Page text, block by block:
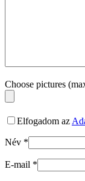
Choose pictures
Elfogadom az
Név *
E-mail *